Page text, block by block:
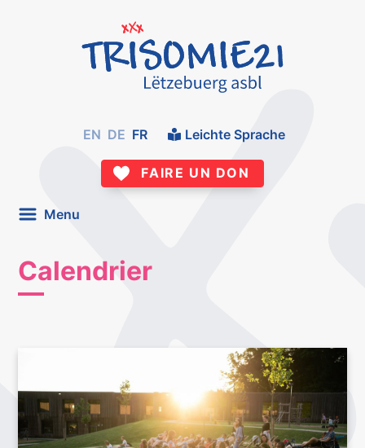
EN DE FR Leichte Sprache
FAIRE UN DON
Menu
Calendrier